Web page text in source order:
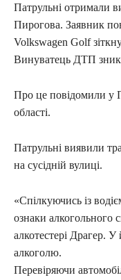
Патрульні отримали
Пирогова. Заявник
Volkswagen Golf
Винуватець ДТП зник
Про це повідомили у
області.
Патрульні виявили
на сусідній вулиці.
«Спілкуючись із
ознаки алкогольного
алкотестері Драгер.
алкоголю.
Перевіряючи